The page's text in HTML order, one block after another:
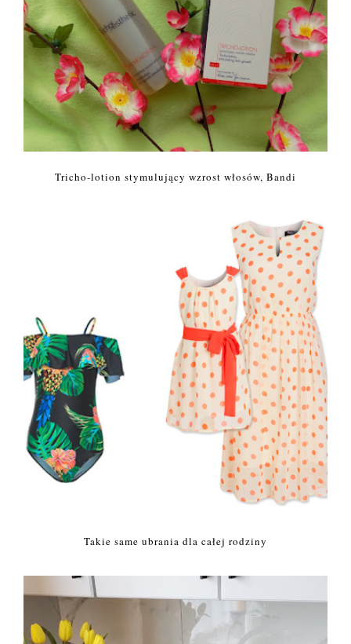
Tricho-lotion stymulujący wzrost włosów, Bandi
Takie same ubrania dla całej rodziny